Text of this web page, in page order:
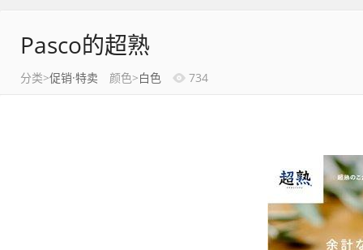
Pasco的超熟
分类>促销·特卖 颜色>白色 734